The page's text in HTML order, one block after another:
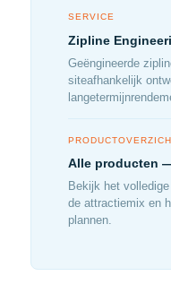
SERVICE
Zipline
Geëngineerde
siteafhankelijk
Alle producten
Bekijk het
de attractiemix en
plannen.